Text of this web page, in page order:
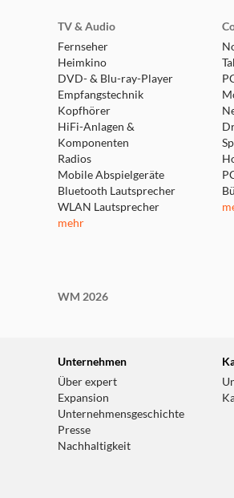
TV & Audio
Fernseher
Heimkino
DVD- & Blu-ray-Player
Empfangstechnik
Kopfhörer
HiFi-Anlagen &
Komponenten
Radios
Mobile Abspielgeräte
Bluetooth Lautsprecher
WLAN Lautsprecher
mehr
WM 2026
Unternehmen
Über expert
Expansion
Unternehmensgeschichte
Presse
Nachhaltigkeit